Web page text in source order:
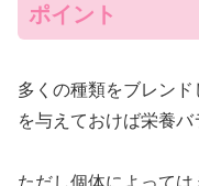
ポイント
多くの種類をブレン
を与えておけば栄養バ
ただし個体によって